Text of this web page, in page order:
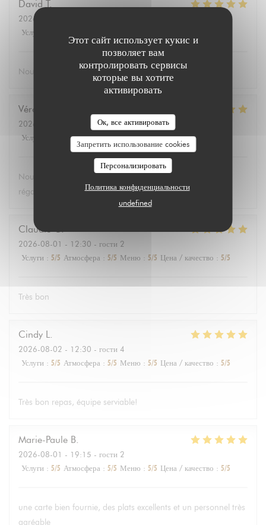
Этот сайт использует кукис и
позволяет вам
контролировать сервисы
которые вы хотите
активировать
Ок, все активировать
Запретить использование cookies
Персонализировать
Политика конфиденциальности
undefined
David T
2026-08-02
Услуги
Nous nous sommes bien régalé bien mangé
Véronique
2026-08-04
- 19:15 - гости 3
Услуги
Атмосфера: 5/5 Меню: 5/5 Цена / качество
Nous avons passé une excellente soirée et nous sommes
régalés avec le thon ! Je recommande
Claudie C
2026-08-01 - 12:30 - гости 2
Услуги : 5/5 Атмосфера : 5/5 Меню : 5/5 Цена / качество : 5/5
Très bon
Cindy L
2026-08-02 - 12:30 - гости 4
Услуги : 5/5 Атмосфера : 5/5 Меню : 5/5 Цена / качество : 5/5
Très bon repas, équipe serviable!
Marie-Paule B
2026-08-01 - 19:15 - гости 2
Услуги : 5/5 Атмосфера : 5/5 Меню : 5/5 Цена / качество : 5/5
une carte bien fournie, des plats excellents et un personnel très
agréable